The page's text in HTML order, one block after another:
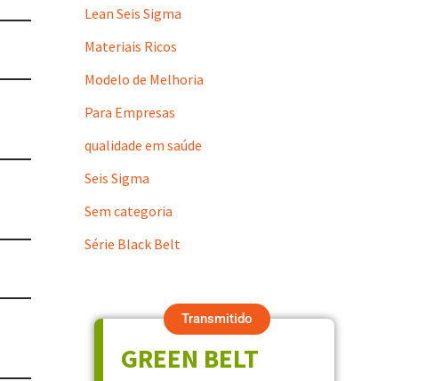
Lean Seis Sigma
Materiais Ricos
Modelo de Melhoria
Para Empresas
qualidade em saúde
Seis Sigma
Sem categoria
Série Black Belt
Transmitido
GREEN BELT